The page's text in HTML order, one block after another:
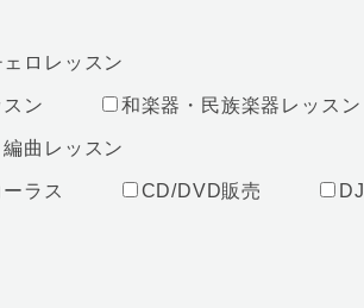
ロレッスン
ン 和楽器・民族楽器レッスン
曲レッスン
ラス CD/DVD販売 DJ